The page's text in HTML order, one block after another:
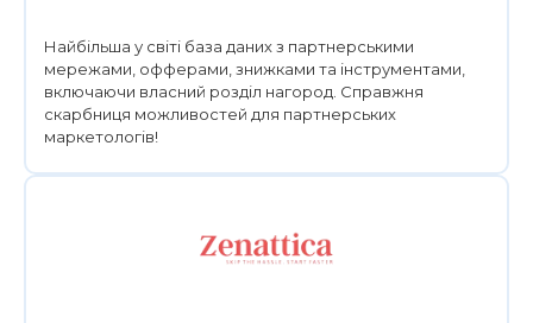
Найбільша у світі база даних з партнерськими
мережами, офферами, знижками та інструментами,
включаючи власний розділ нагород. Справжня
скарбниця можливостей для партнерських
маркетологів!